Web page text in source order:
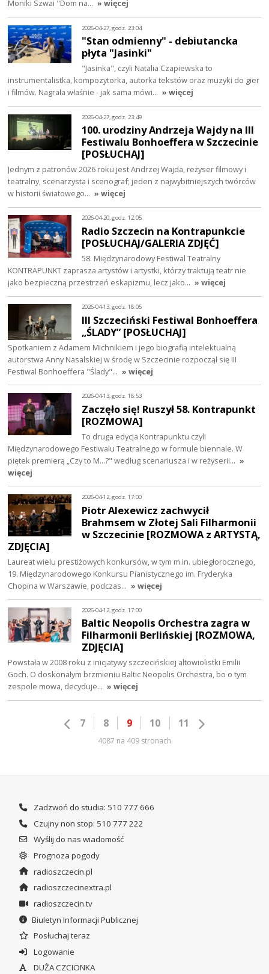
Moniki Szwai "Dom na… » więcej
2026-04-27, godz. 23:04
"Stan odmienny" - debiutancka
płyta "Jasinki"
"Jasinka", czyli Natalia Czapiewska to
instrumentalistka, kompozytorka, autorka tekstów oraz muzyki do gier
i filmów. Nagrała właśnie - jak sama mówi… » więcej
2026-04-27, godz. 23:49
100. urodziny Andrzeja Wajdy na III
Festiwalu Bonhoeffera w Szczecinie
[POSŁUCHAJ]
Jednym z patronów 2026 roku jest Andrzej Wajda, reżyser filmowy i
teatralny, scenarzysta i scenograf; jeden z najwybitniejszych twórców
w historii światowego… » więcej
2026-04-20, godz. 12:05
Radio Szczecin na Kontrapunkcie
[POSŁUCHAJ/GALERIA ZDJĘĆ]
58. Międzynarodowy Festiwal Teatralny
KONTRAPUNKT zaprasza artystów i artystki, którzy traktują teatr nie
jako bezpieczną przestrzeń eskapizmu, lecz jako… » więcej
2026-04-13, godz. 18:05
III Szczeciński Festiwal Bonhoeffera
„ŚLADY” [POSŁUCHAJ]
Spotkaniem z Adamem Michnikiem i jego biografią intelektualną
autorstwa Anny Nasalskiej w środę w Szczecinie rozpoczął się III
Festiwal Bonhoeffera "Ślady"… » więcej
2026-04-13, godz. 18:53
Zaczęło się! Ruszył 58. Kontrapunkt
[ROZMOWA]
To druga edycja Kontrapunktu czyli
Międzynarodowego Festiwalu Teatralnego w formule biennale. W
piętek premierą „Czy to M…?" według scenariusza i w reżyserii… »
więcej
2026-04-12, godz. 17:00
Piotr Alexewicz zachwycił
Brahmsem w Złotej Sali Filharmonii
w Szczecinie [ROZMOWA z ARTYSTĄ,
ZDJĘCIA]
Laureat wielu prestiżowych konkursów, w tym m.in. ubiegłorocznego,
19. Międzynarodowego Konkursu Pianistycznego im. Fryderyka
Chopina w Warszawie, podczas… » więcej
2026-04-12, godz. 17:00
Baltic Neopolis Orchestra zagra w
Filharmonii Berlińskiej [ROZMOWA,
ZDJĘCIA]
Powstała w 2008 roku z inicjatywy szczecińskiej altowiolistki Emilii
Goch. O doskonałym brzmieniu Baltic Neopolis Orchestra, bo o tym
zespole mowa, decyduje… » więcej
7 8 9 10 11
4087 na 409 stronach
Zadzwoń do studia: 510 777 666
Czujny non stop: 510 777 222
Wyślij do nas wiadomość
Prognoza pogody
radioszczecin.pl
radioszczecinextra.pl
radioszczecin.tv
Biuletyn Informacji Publicznej
Posłuchaj teraz
Logowanie
DUŻA CZCIONKA